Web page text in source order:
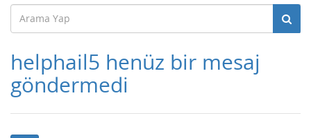
helphail5 henüz bir mesaj
göndermedi